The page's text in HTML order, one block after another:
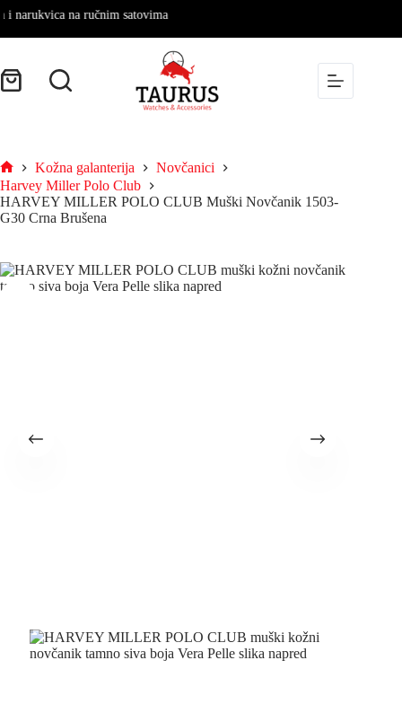
na ručnim satovima
Kožna galanterija
Novčanici
Harvey Miller Polo Club
HARVEY MILLER POLO CLUB Muški Novčanik 1503-
G30 Crna Brušena